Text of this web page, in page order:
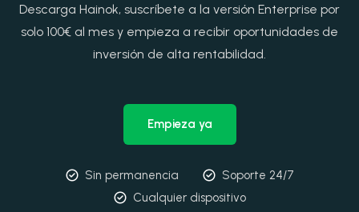
Descarga Hainok, suscríbete a la versión Enterprise por
solo 100€ al mes y empieza a recibir oportunidades de
inversión de alta rentabilidad.
Empieza ya
Sin permanencia
Soporte 24/7
Cualquier dispositivo